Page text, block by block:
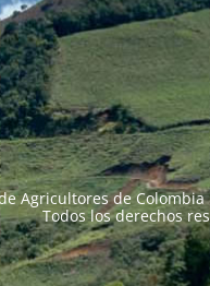
Agricultores de
Todos los derechos